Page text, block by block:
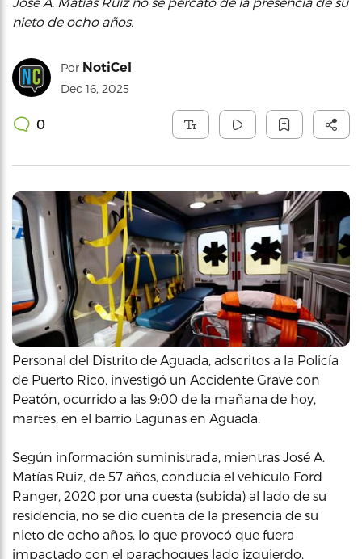
nieto de ocho años.
Por NotiCel
Dec 16, 2025
0
Personal del Distrito de Aguada, adscritos a la Policía
de Puerto Rico, investigó un Accidente Grave con
Peatón, ocurrido a las 9:00 de la mañana de hoy,
martes, en el barrio Lagunas en Aguada.
Según información suministrada, mientras José A.
Matías Ruiz, de 57 años, conducía el vehículo Ford
Ranger, 2020 por una cuesta (subida) al lado de su
residencia, no se dio cuenta de la presencia de su
nieto de ocho años, lo que provocó que fuera
impactado con el parachoques lado izquierdo,